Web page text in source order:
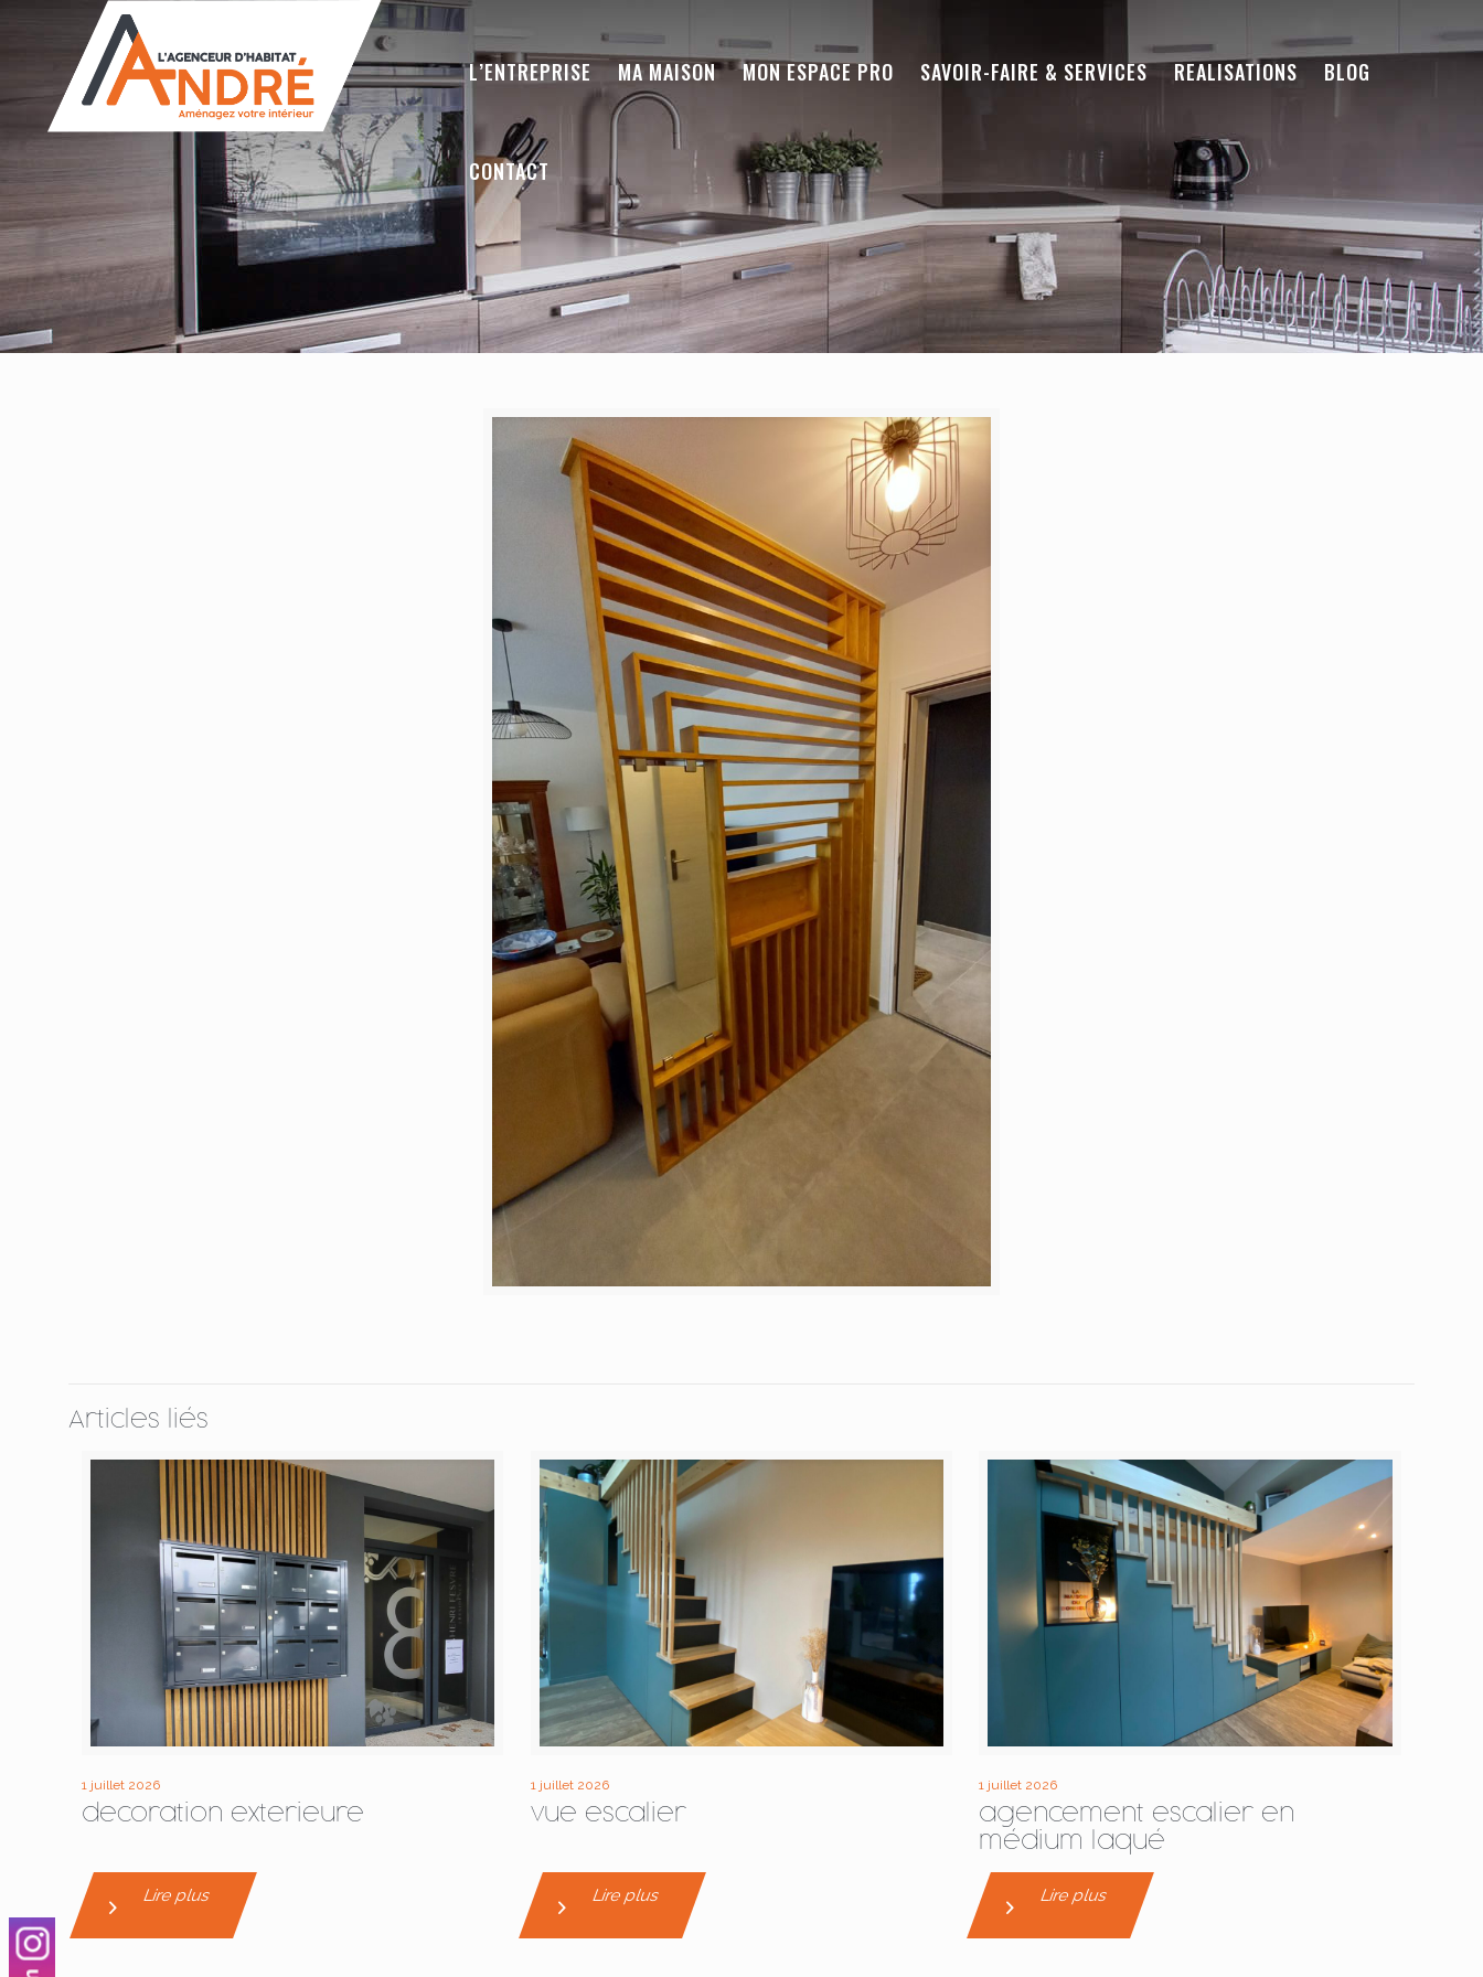
L’ENTREPRISE MA MAISON MON ESPACE PRO SAVOIR-FAIRE & SERVICES REALISATIONS BLOG
CONTACT
Articles liés
1 juillet 2026
decoration exterieure
Lire plus
1 juillet 2026
vue escalier
Lire plus
1 juillet 2026
agencement escalier en
médium laqué
Lire plus